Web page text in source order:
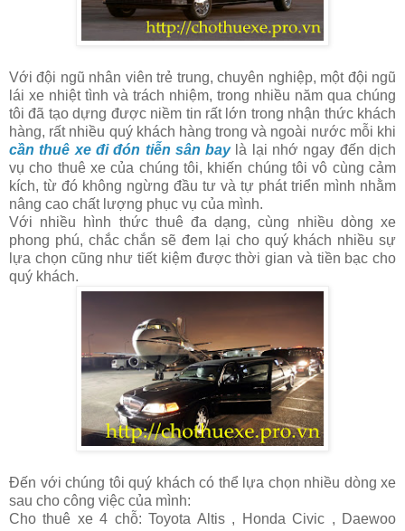
Với đội ngũ nhân viên trẻ trung, chuyên nghiệp, một đội ngũ
lái xe nhiệt tình và trách nhiệm, trong nhiều năm qua chúng
tôi đã tạo dựng được niềm tin rất lớn trong nhận thức khách
hàng, rất nhiều quý khách hàng trong và ngoài nước mỗi khi
cần thuê xe đi đón tiễn sân baylà lại nhớ ngay đến dịch
vụ cho thuê xe của chúng tôi, khiến chúng tôi vô cùng cảm
kích, từ đó không ngừng đầu tư và tự phát triển mình nhằm
nâng cao chất lượng phục vụ của mình.
Với nhiều hình thức thuê đa dạng, cùng nhiều dòng xe
phong phú, chắc chắn sẽ đem lại cho quý khách nhiều sự
lựa chọn cũng như tiết kiệm được thời gian và tiền bạc cho
quý khách.
Đến với chúng tôi quý khách có thể lựa chọn nhiều dòng xe
sau cho công việc của mình:
Cho thuê xe 4 chỗ: Toyota Altis , Honda Civic , Daewoo